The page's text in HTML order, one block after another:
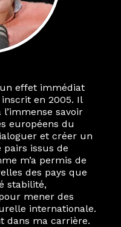
effet immédiat
en 2005. Il
savoir
européens du
et créer un
pairs issus de
m’a permis de
des pays que
stabilité,
mener des
internationale.
dans ma carrière.